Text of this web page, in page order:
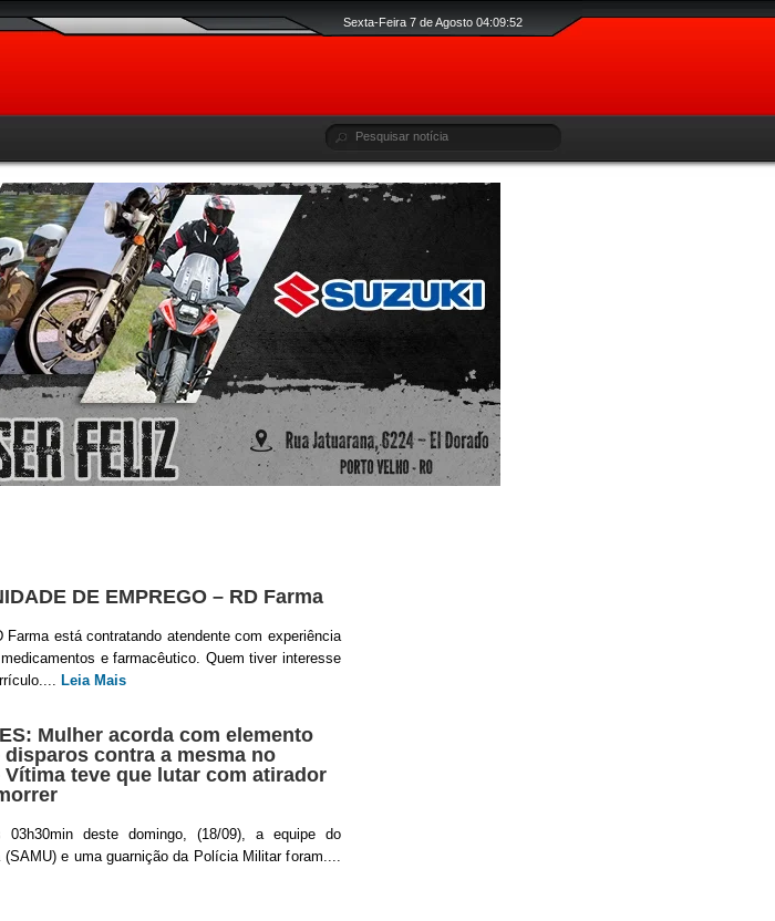
Sexta-Feira 7 de Agosto 04:09:53
DE EMPREGO – RD Farma
Farma está contratando atendente com experiência
e farmacêutico. Quem tiver interesse
Leia Mais
Mulher acorda com elemento
contra a mesma no
Vítima teve que lutar com atirador
03h30min deste domingo, (18/09), a equipe do
e uma guarnição da Polícia Militar foram....